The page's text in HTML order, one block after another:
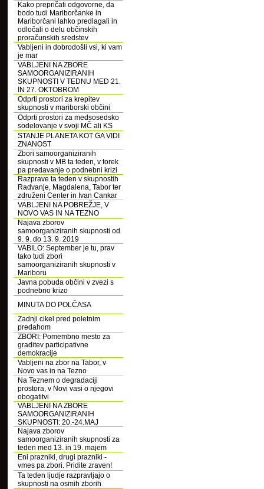
Kako prepričati odgovorne, da
bodo tudi Mariborčanke in
Mariborčani lahko predlagali in
odločali o delu občinskih
proračunskih sredstev
Vabljeni in dobrodošli vsi, ki vam
je mar
VABLJENI NA ZBORE
SAMOORGANIZIRANIH
SKUPNOSTI V TEDNU MED 21.
IN 27. OKTOBROM
Odprti prostori za krepitev
skupnosti v mariborski občini
Odprti prostori za medsosedsko
sodelovanje v svoji MČ ali KS
STANJE PLANETA KOT GA VIDI
ZNANOST
Zbori samoorganiziranih
skupnosti v MB ta teden, v torek
pa predavanje o podnebni krizi
Razprave ta teden v skupnostih
Radvanje, Magdalena, Tabor ter
združeni Center in Ivan Cankar
VABLJENI NA POBREŽJE, V
NOVO VAS IN NA TEZNO
Najava zborov
samoorganiziranih skupnosti od
9. 9. do 13. 9. 2019
VABILO: September je tu, prav
tako tudi zbori
samoorganiziranih skupnosti v
Mariboru
Javna pobuda občini v zvezi s
podnebno krizo
MINUTA DO POLČASA
Zadnji cikel pred poletnim
predahom
ZBORI: Pomembno mesto za
graditev participativne
demokracije
Vabljeni na zbor na Tabor, v
Novo vas in na Tezno
Na Teznem o degradaciji
prostora, v Novi vasi o njegovi
obogatitvi
VABLJENI NA ZBORE
SAMOORGANIZIRANIH
SKUPNOSTI: 20.-24.MAJ
Najava zborov
samoorganiziranih skupnosti za
teden med 13. in 19. majem
Eni prazniki, drugi prazniki -
vmes pa zbori. Pridite zraven!
Ta teden ljudje razpravljajo o
skupnosti na osmih zborih